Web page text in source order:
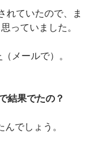
れていたので、ま
っていました。
（メールで）。
結果でたの？
でしょう。